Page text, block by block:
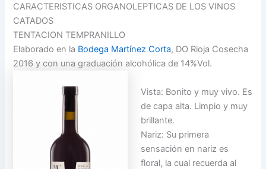
CARACTERISTICAS ORGANOLEPTICAS DE LOS VINOS
CATADOS
TENTACION TEMPRANILLO
Elaborado en la Bodega Martínez Corta, DO Rioja Cosecha
2016 y con una graduación alcohólica de 14%Vol.
Vista: Bonito y muy vivo. Es
de capa alta. Limpio y muy
brillante.
Nariz: Su primera
sensación en nariz es
floral, la cual recuerda al